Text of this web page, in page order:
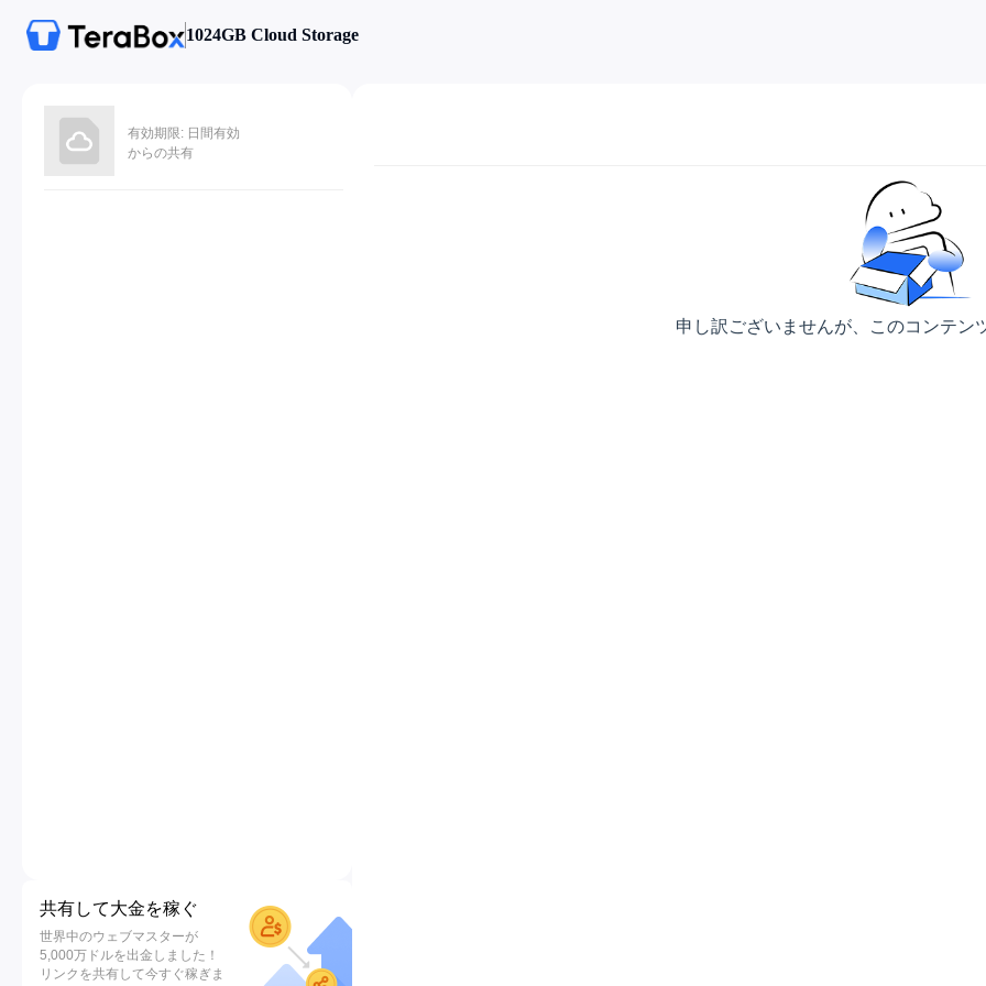
1024GB Cloud Storage
有効期限: 日間有効
からの共有
共有して大金を稼ぐ
世界中のウェブマスターが
5,000万ドルを出金しました！
リンクを共有して今すぐ稼ぎま
申し訳ございませんが、このコンテン